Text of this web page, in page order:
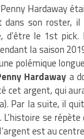
Hardaway
son roster, il
d’être le 1st
la saison
polémique
Hardaway a
cet argent, qui
Par la suite, il
se
est au